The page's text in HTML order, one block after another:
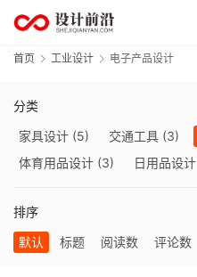
首
资
平
首页 工业设计 电子产品设计
分类
家具设计 (5) 交通工具 (3)
体育用品设计 (3) 日用品设计
排序
默认
标题 阅读数 评论数